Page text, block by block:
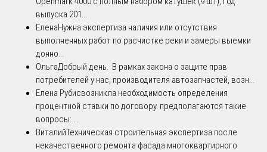
выпуска 201...
ЕленаНужна экспертиза наличия или отсутствия
выполненных работ по расчистке реки и замеры выемки
донно...
ОльгаДобрый день. В рамках закона о защите прав
потребителей у нас, производителя автозапчастей, возн...
Елена Рубисвозникла необходимость определения
процентной ставки по договору. предполагаются такие
вопросы: ...
ВиталийТехническая строительная экспертиза после
некачественного ремонта фасада многоквартирного